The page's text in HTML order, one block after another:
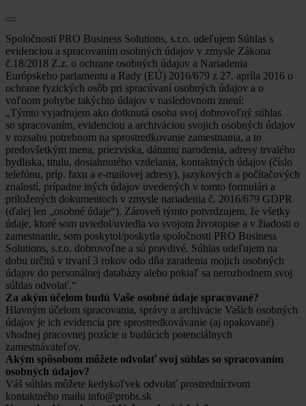
Spoločnosti PRO Business Solutions, s.r.o. udeľujem Súhlas s
evidenciou a spracovaním osobných údajov v zmysle Zákona
č.18/2018 Z.z. o ochrane osobných údajov a Nariadenia
Európskeho parlamentu a Rady (EÚ) 2016/679 z 27. apríla 2016 o
ochrane fyzických osôb pri spracúvaní osobných údajov a o
voľnom pohybe takýchto údajov v nasledovnom znení:
„Týmto vyjadrujem ako dotknutá osoba svoj dobrovoľný súhlas
so spracovaním, evidenciou a archiváciou svojich osobných údajov
v rozsahu potrebnom na sprostredkovanie zamestnania, a to
predovšetkým mena, priezviska, dátumu narodenia, adresy trvalého
bydliska, titulu, dosiahnutého vzdelania, kontaktných údajov (číslo
telefónu, príp. faxu a e-mailovej adresy), jazykových a počítačových
znalostí, prípadne iných údajov uvedených v tomto formulári a
priložených dokumentoch v zmysle nariadenia č. 2016/679 GDPR
(ďalej len „osobné údaje“). Zároveň týmto potvrdzujem, že všetky
údaje, ktoré som uviedol/uviedla vo svojom životopise a v žiadosti o
zamestnanie, som poskytol/poskytla spoločnosti PRO Business
Solutions, s.r.o. dobrovoľne a sú pravdivé. Súhlas udeľujem na
dobu určitú v trvaní 3 rokov odo dňa zaradenia mojich osobných
údajov do personálnej databázy alebo pokiaľ sa nerozhodnem svoj
súhlas odvolať.“
Za akým účelom budú Vaše osobné údaje spracované?
Hlavným účelom spracovania, správy a archivácie Vašich osobných
údajov je ich evidencia pre sprostredkovávanie (aj opakované)
vhodnej pracovnej pozície u budúcich potenciálnych
zamestnávateľov.
Akým spôsobom môžete odvolať svoj súhlas so spracovaním
osobných údajov?
Váš súhlas môžete kedykoľvek odvolať prostredníctvom
kontaktného mailu info@probs.sk